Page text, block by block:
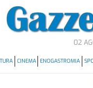
02
CINEMA ENOGASTROMIA